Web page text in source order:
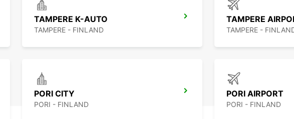
TAMPERE K-AUTO
TAMPERE - FINLAND
TAMPERE
TAMPERE -
PORI CITY
PORI - FINLAND
PORI AIRPORT
PORI - FINLAND